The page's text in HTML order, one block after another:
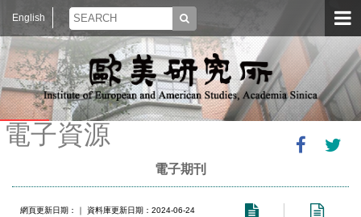
English
電子資源
電子期刊
網頁更新日期： ｜ 資料庫更新日期：2024-06-24